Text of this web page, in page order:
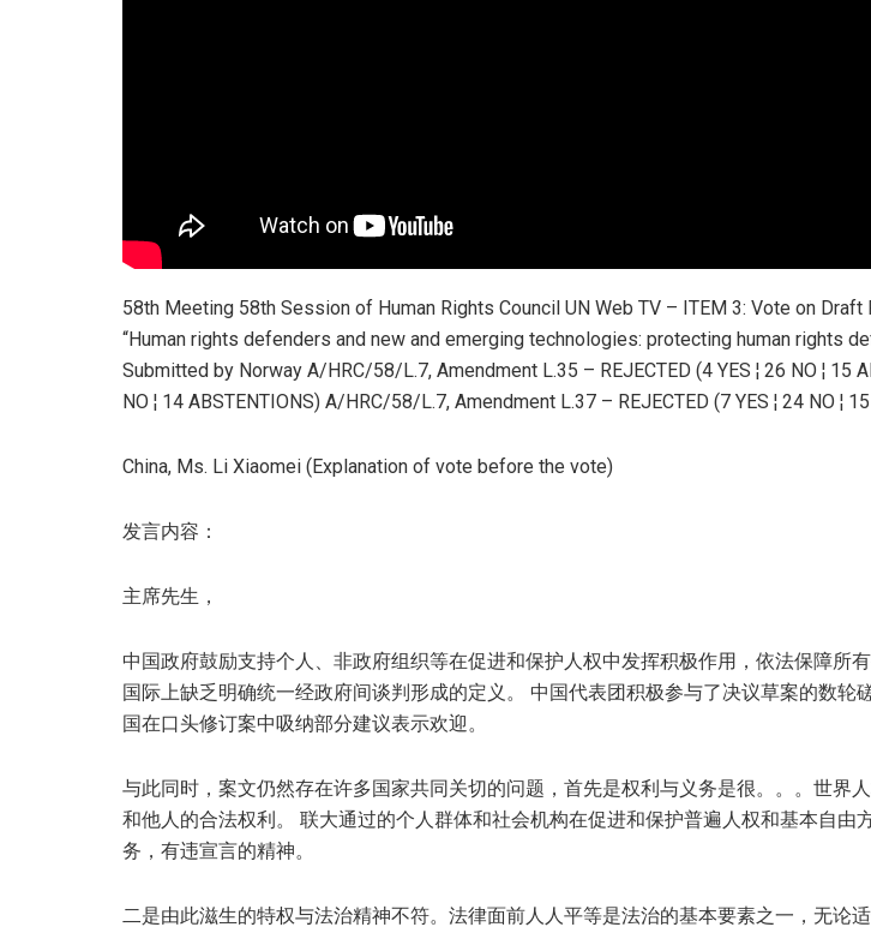
58th Meeting 58th Session of Human Rights Council UN Web TV – ITEM 3: Vote on
“Human rights defenders and new and emerging technologies: protecting human rights
Submitted by Norway A/HRC/58/L.7, Amendment L.35 – REJECTED (4 YES ¦ 26 NO ¦ 15
NO ¦ 14 ABSTENTIONS) A/HRC/58/L.7, Amendment L.37 – REJECTED (7 YES ¦ 24 NO
China, Ms. Li Xiaomei (Explanation of vote before the vote)
发言内容：
主席先生，
中国政府鼓励支持个人、非政府组织等在促进和保护人权中发挥积极作用，依法保障所
国际上缺乏明确统一经政府间谈判形成的定义。 中国代表团积极参与了决议草案的数
国在口头修订案中吸纳部分建议表示欢迎。
与此同时，案文仍然存在许多国家共同关切的问题，首先是权利与义务是很。。。世界
和他人的合法权利。 联大通过的个人群体和社会机构在促进和保护普遍人权和基本自
务，有违宣言的精神。
二是由此滋生的特权与法治精神不符。法律面前人人平等是法治的基本要素之一，无论